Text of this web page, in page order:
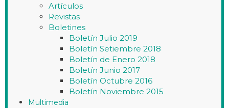
Artículos
Revistas
Boletines
Boletín Julio 2019
Boletín Setiembre 2018
Boletín de Enero 2018
Boletín Junio 2017
Boletín Octubre 2016
Boletín Noviembre 2015
Multimedia